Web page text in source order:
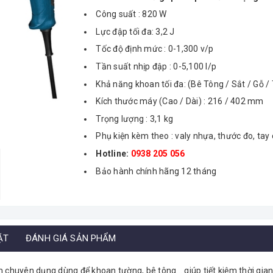
Công suất : 820 W
Lực đập tối đa: 3,2 J
Tốc độ định mức : 0-1,300 v/p
Tần suất nhịp đập : 0-5,100 l/p
Khả năng khoan tối đa: (Bê Tông / Sắt / Gỗ
Kích thước máy (Cao / Dài) : 216 / 402 mm
Trọng lượng : 3,1 kg
Phụ kiện kèm theo : valy nhựa, thước đo, tay
Hotline: 0938 205 056
Bảo hành chính hãng 12 tháng
ĐÁNH GIÁ SẢN PHẨM
chuyên dụng dùng để khoan tường, bê tông... giúp tiết kiệm thời